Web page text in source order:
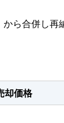
ら合併し再
却価格